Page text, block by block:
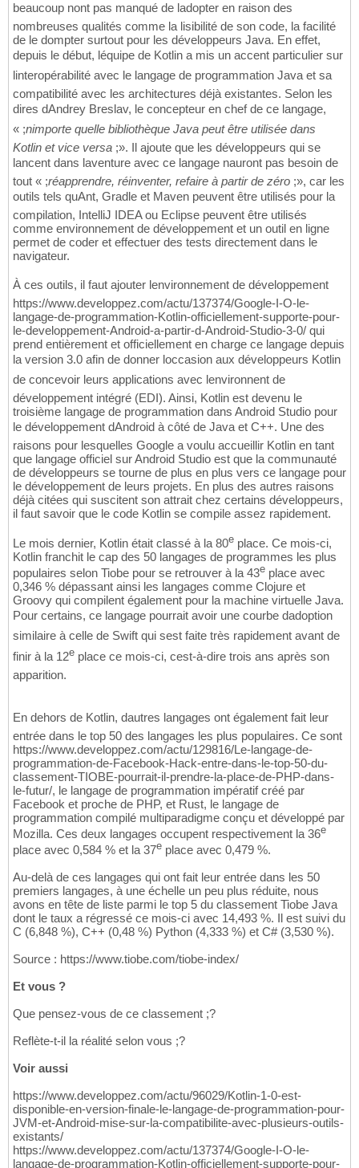
beaucoup nont pas manqué de ladopter en raison des
nombreuses qualités comme la lisibilité de son code, la facilité
de le dompter surtout pour les développeurs Java. En effet,
depuis le début, léquipe de Kotlin a mis un accent particulier sur
linteropérabilité avec le langage de programmation Java et sa
compatibilité avec les architectures déjà existantes. Selon les
dires dAndrey Breslav, le concepteur en chef de ce langage,
« ;nimporte quelle bibliothèque Java peut être utilisée dans
Kotlin et vice versa ;». Il ajoute que les développeurs qui se
lancent dans laventure avec ce langage nauront pas besoin de
tout « ;réapprendre, réinventer, refaire à partir de zéro ;», car les
outils tels quAnt, Gradle et Maven peuvent être utilisés pour la
compilation, IntelliJ IDEA ou Eclipse peuvent être utilisés
comme environnement de développement et un outil en ligne
permet de coder et effectuer des tests directement dans le
navigateur.
À ces outils, il faut ajouter lenvironnement de développement
https://www.developpez.com/actu/137374/Google-I-O-le-
langage-de-programmation-Kotlin-officiellement-supporte-pour-
le-developpement-Android-a-partir-d-Android-Studio-3-0/ qui
prend entièrement et officiellement en charge ce langage depuis
la version 3.0 afin de donner loccasion aux développeurs Kotlin
de concevoir leurs applications avec lenvironnent de
développement intégré (EDI). Ainsi, Kotlin est devenu le
troisième langage de programmation dans Android Studio pour
le développement dAndroid à côté de Java et C++. Une des
raisons pour lesquelles Google a voulu accueillir Kotlin en tant
que langage officiel sur Android Studio est que la communauté
de développeurs se tourne de plus en plus vers ce langage pour
le développement de leurs projets. En plus des autres raisons
déjà citées qui suscitent son attrait chez certains développeurs,
il faut savoir que le code Kotlin se compile assez rapidement.
Le mois dernier, Kotlin était classé à la 80e place. Ce mois-ci,
Kotlin franchit le cap des 50 langages de programmes les plus
populaires selon Tiobe pour se retrouver à la 43e place avec
0,346 % dépassant ainsi les langages comme Clojure et
Groovy qui compilent également pour la machine virtuelle Java.
Pour certains, ce langage pourrait avoir une courbe dadoption
similaire à celle de Swift qui sest faite très rapidement avant de
finir à la 12e place ce mois-ci, cest-à-dire trois ans après son
apparition.
En dehors de Kotlin, dautres langages ont également fait leur
entrée dans le top 50 des langages les plus populaires. Ce sont
https://www.developpez.com/actu/129816/Le-langage-de-
programmation-de-Facebook-Hack-entre-dans-le-top-50-du-
classement-TIOBE-pourrait-il-prendre-la-place-de-PHP-dans-
le-futur/, le langage de programmation impératif créé par
Facebook et proche de PHP, et Rust, le langage de
programmation compilé multiparadigme conçu et développé par
Mozilla. Ces deux langages occupent respectivement la 36e
place avec 0,584 % et la 37e place avec 0,479 %.
Au-delà de ces langages qui ont fait leur entrée dans les 50
premiers langages, à une échelle un peu plus réduite, nous
avons en tête de liste parmi le top 5 du classement Tiobe Java
dont le taux a régressé ce mois-ci avec 14,493 %. Il est suivi du
C (6,848 %), C++ (0,48 %) Python (4,333 %) et C# (3,530 %).
Source : https://www.tiobe.com/tiobe-index/
Et vous ?
Que pensez-vous de ce classement ;?
Reflète-t-il la réalité selon vous ;?
Voir aussi
https://www.developpez.com/actu/96029/Kotlin-1-0-est-
disponible-en-version-finale-le-langage-de-programmation-pour-
JVM-et-Android-mise-sur-la-compatibilite-avec-plusieurs-outils-
existants/
https://www.developpez.com/actu/137374/Google-I-O-le-
langage-de-programmation-Kotlin-officiellement-supporte-pour-